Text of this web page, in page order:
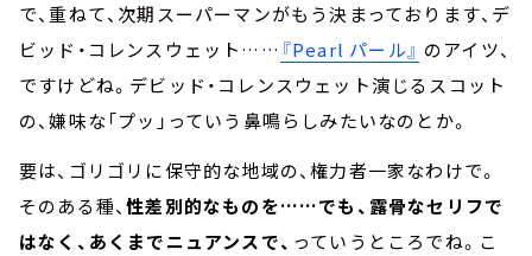
で、重ねて、次期スーパーマンがもう決まっております、デ
ビッド・コレンスウェット…… 『Pearl パール』 のアイツ、
ですけどね。デビッド・コレンスウェット演じるスコット
の、嫌味な「プッ」っていう鼻鳴らしみたいなのとか。
要は、ゴリゴリに保守的な地域の、権力者一家なわけで。
そのある種、性差別的なものを……でも、露骨なセリフで
はなく、あくまでニュアンスで、 っていうところでね。こ